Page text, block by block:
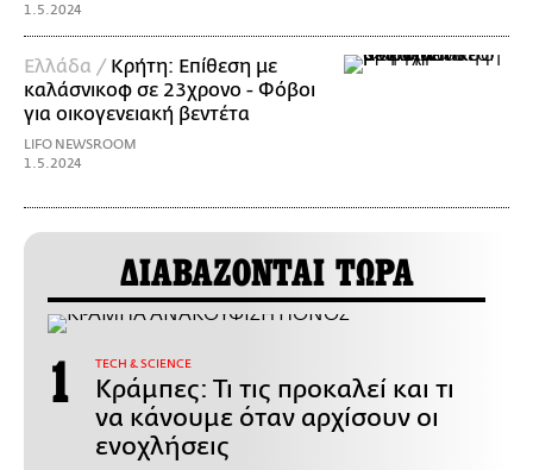
1.5.2024
Ελλάδα / Κρήτη: Επίθεση με
καλάσνικοφ σε 23χρονο - Φόβοι
για οικογενειακή βεντέτα
LIFO NEWSROOM
1.5.2024
ΔΙΑΒΑΖΟΝΤΑΙ ΤΩΡΑ
ΤECH & SCIENCE
Κράμπες: Τι τις προκαλεί και τι
να κάνουμε όταν αρχίσουν οι
ενοχλήσεις